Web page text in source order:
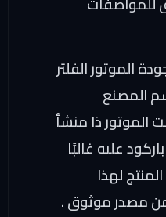
الموتور الفلتر
المصنع
الموتور ذا منشأ
علىه غالبًا
لهذا
مصدر موثوق .